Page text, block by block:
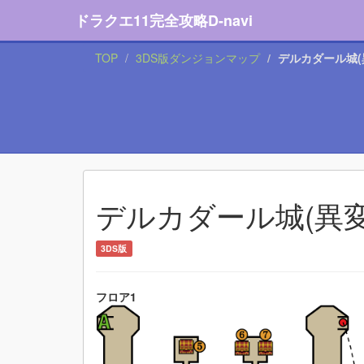
ドラクエ11完全攻略D-navi
TOP 3DS版ダンジョンマップ デルカダール城
デルカダール城(異
3DS版
フロア1